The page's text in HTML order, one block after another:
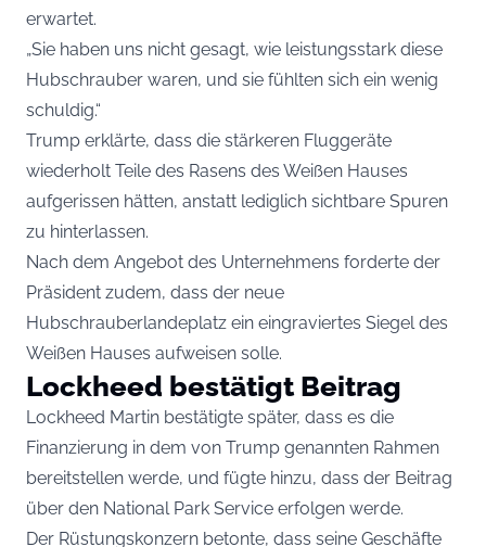
erwartet.
„Sie haben uns nicht gesagt, wie leistungsstark diese
Hubschrauber waren, und sie fühlten sich ein wenig
schuldig.“
Trump erklärte, dass die stärkeren Fluggeräte
wiederholt Teile des Rasens des Weißen Hauses
aufgerissen hätten, anstatt lediglich sichtbare Spuren
zu hinterlassen.
Nach dem Angebot des Unternehmens forderte der
Präsident zudem, dass der neue
Hubschrauberlandeplatz ein eingraviertes Siegel des
Weißen Hauses aufweisen solle.
Lockheed bestätigt Beitrag
Lockheed Martin bestätigte später, dass es die
Finanzierung in dem von Trump genannten Rahmen
bereitstellen werde, und fügte hinzu, dass der Beitrag
über den National Park Service erfolgen werde.
Der Rüstungskonzern betonte, dass seine Geschäfte